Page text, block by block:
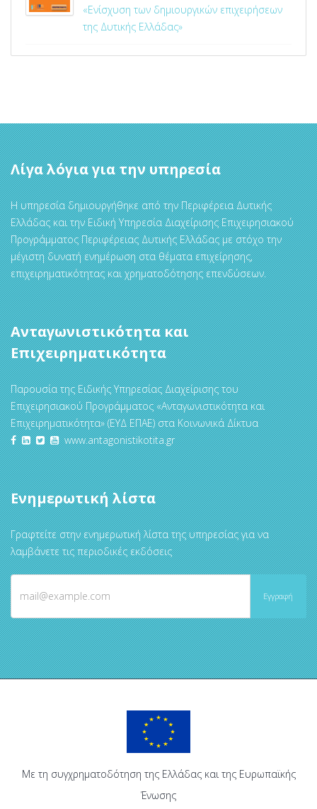
«Ενίσχυση των δημιουργικών επιχειρήσεων
της Δυτικής Ελλάδας»
Λίγα λόγια για την υπηρεσία
Η υπηρεσία δημιουργήθηκε από την Περιφέρεια Δυτικής
Ελλάδας και την Ειδική Υπηρεσία Διαχείρισης Επιχειρησιακού
Προγράμματος Περιφέρειας Δυτικής Ελλάδας με στόχο την
μέγιστη δυνατή ενημέρωση στα θέματα επιχείρησης,
επιχειρηματικότητας και χρηματοδότησης επενδύσεων.
Ανταγωνιστικότητα και
Επιχειρηματικότητα
Παρουσία της Ειδικής Υπηρεσίας Διαχείρισης του
Επιχειρησιακού Προγράμματος «Ανταγωνιστικότητα και
Επιχειρηματικότητα» (ΕΥΔ ΕΠΑΕ) στα Κοινωνικά Δίκτυα
www.antagonistikotita.gr
Ενημερωτική λίστα
Γραφτείτε στην ενημερωτική λίστα της υπηρεσίας για να
λαμβάνετε τις περιοδικές εκδόσεις
Με τη συγχρηματοδότηση της Ελλάδας και της Ευρωπαϊκής
Ένωσης